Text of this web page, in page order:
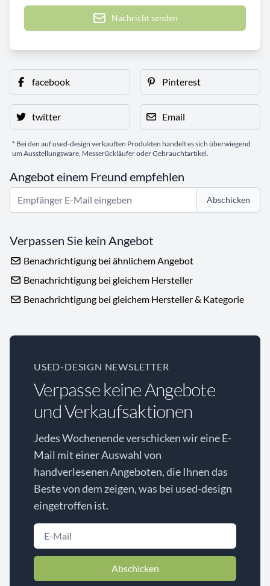
Nachricht senden
facebook Pinterest
twitter Email
* Bei den auf used-design verkauften Produkten handelt es sich überwiegend
um Ausstellungsware, Messerückläufer oder Gebrauchtartikel.
Angebot einem Freund empfehlen
Abschicken
Verpassen Sie kein Angebot
Benachrichtigung bei ähnlichem Angebot
Benachrichtigung bei gleichem Hersteller
Benachrichtigung bei gleichem Hersteller & Kategorie
USED-DESIGN NEWSLETTER
Verpasse keine Angebote
und Verkaufsaktionen
Jedes Wochenende verschicken wir eine E-
Mail mit einer Auswahl von
handverlesenen Angeboten, die Ihnen das
Beste von dem zeigen, was bei used-design
eingetroffen ist.
Abschicken